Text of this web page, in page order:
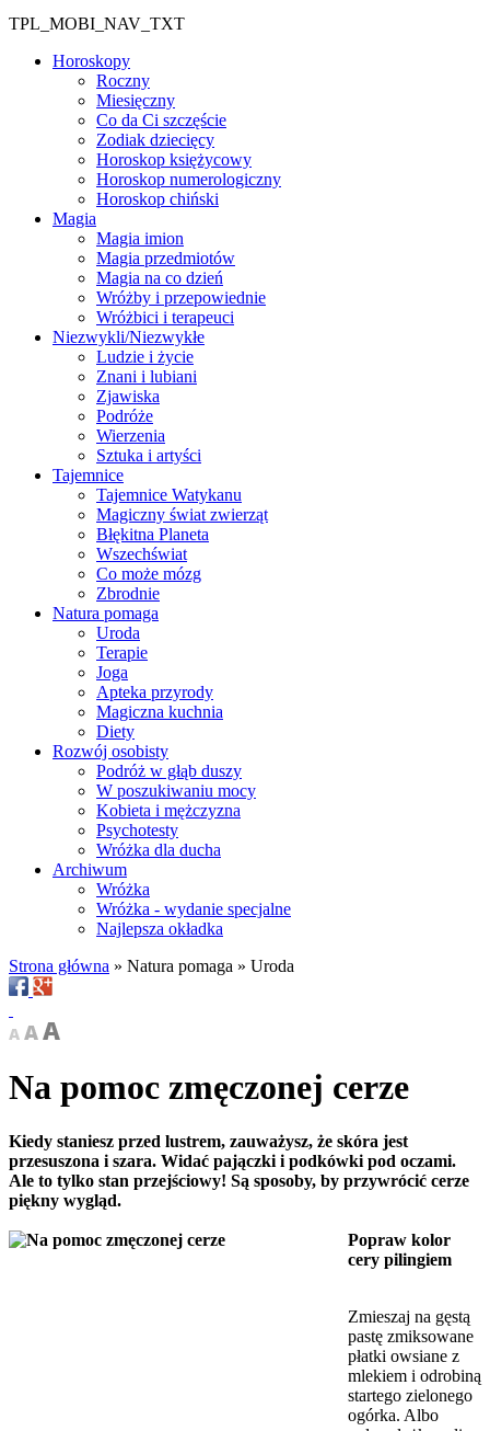
TPL_MOBI_NAV_TXT
Horoskopy
Roczny
Miesięczny
Co da Ci szczęście
Zodiak dziecięcy
Horoskop księżycowy
Horoskop numerologiczny
Horoskop chiński
Magia
Magia imion
Magia przedmiotów
Magia na co dzień
Wróżby i przepowiednie
Wróżbici i terapeuci
Niezwykli/Niezwykłe
Ludzie i życie
Znani i lubiani
Zjawiska
Podróże
Wierzenia
Sztuka i artyści
Tajemnice
Tajemnice Watykanu
Magiczny świat zwierząt
Błękitna Planeta
Wszechświat
Co może mózg
Zbrodnie
Natura pomaga
Uroda
Terapie
Joga
Apteka przyrody
Magiczna kuchnia
Diety
Rozwój osobisty
Podróż w głąb duszy
W poszukiwaniu mocy
Kobieta i mężczyzna
Psychotesty
Wróżka dla ducha
Archiwum
Wróżka
Wróżka - wydanie specjalne
Najlepsza okładka
Strona główna » Natura pomaga » Uroda
Na pomoc zmęczonej cerze
Kiedy staniesz przed lustrem, zauważysz, że skóra jest
przesuszona i szara. Widać pajączki i podkówki pod oczami.
Ale to tylko stan przejściowy! Są sposoby, by przywrócić cerze
piękny wygląd.
Popraw kolor
cery pilingiem
Zmieszaj na gęstą
pastę zmiksowane
płatki owsiane z
mlekiem i odrobiną
startego zielonego
ogórka. Albo